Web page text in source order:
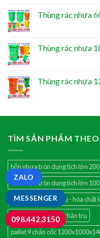
Thùng rác nhựa
Thùng rác nhựa
Thùng rác nhựa
TÌM SẢN PHẨM
bồn nhựa tròn dung tích lớn
bồn nhựa tròn dung tích lớn
khay chống tràn dầu - hóa
khay nhựa kín có 4 chân trụ
pallet 9 chân cốc
MESSENGER
ZALO
098.442.3150